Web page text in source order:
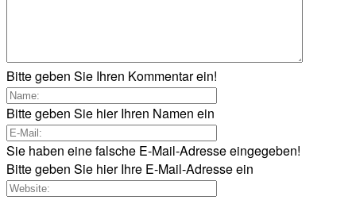
Bitte geben Sie Ihren Kommentar ein!
Bitte geben Sie hier Ihren Namen ein
Sie haben eine falsche E-Mail-Adresse eingegeben!
Bitte geben Sie hier Ihre E-Mail-Adresse ein